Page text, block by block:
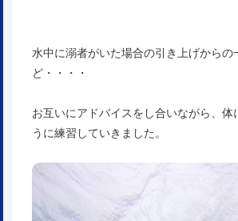
水中に溺者がいた場合の引き上げからの
ど・・・・
お互いにアドバイスをし合いながら、体
うに練習していきました。